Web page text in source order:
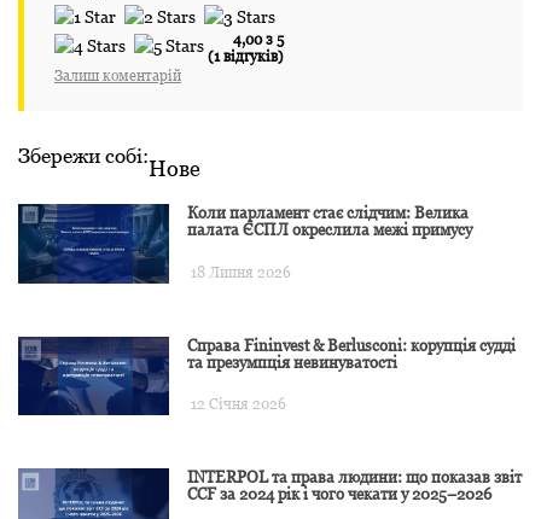
4,00 з 5
(1 відгуків)
Залиш коментарій
Збережи собі:Нове
Коли парламент стає слідчим: Велика
палата ЄСПЛ окреслила межі примусу
18 Липня 2026
Справа Fininvest & Berlusconi: корупція судді
та презумпція невинуватості
12 Січня 2026
INTERPOL та права людини: що показав звіт
CCF за 2024 рік і чого чекати у 2025–2026